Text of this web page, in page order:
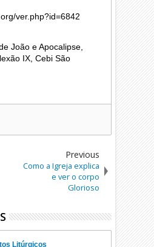
ver.php?id=6842
João e Apocalipse,
IX, Cebi São
Previous
Como a Igreja explica
e ver o corpo
Glorioso
Litúrgicos